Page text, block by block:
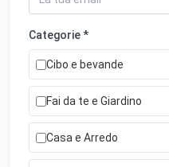
Categorie *
Cibo e bevande
Fai da te e Giardino
Casa e Arredo